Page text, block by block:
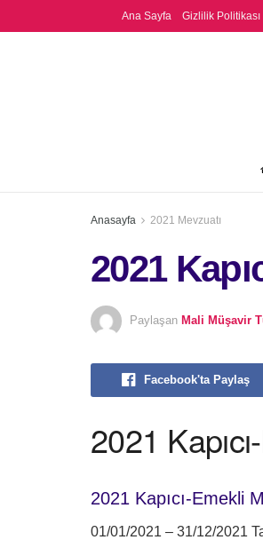
Ana Sayfa Gizlilik Politikası
Anasayfa 2021 Mevzuatı
2021
Paylaşan Mali Müşavir
Facebook'ta Paylaş
2021
2021 Kapıcı-Emekli
01/01/2021 – 31/12/2021